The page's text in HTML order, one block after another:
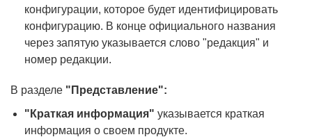
конфигурации, которое будет идентифицировать
конфигурацию. В конце официального названия
через запятую указывается слово "редакция" и
номер редакции.
В разделе "Представление":
"Краткая информация" указывается краткая
информация о своем продукте.